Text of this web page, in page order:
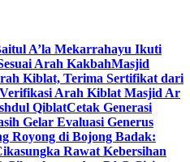
A’la Mekarrahayu Ikuti
Arah KakbahMasjid
Kiblat, Terima Sertifikat dari
Arah Kiblat Masjid Ar
QiblatCetak Generasi
Gelar Evaluasi Generus
Royong di Bojong Badak:
Rawat Kebersihan